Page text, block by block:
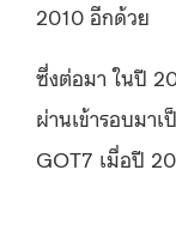
2010 อีกด้วย
ซึ่งต่อมา ในปี
ผ่านเข้ารอบมา
GOT7 เมื่อปี